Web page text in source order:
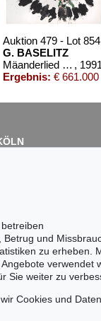
Auktion 479 - Lot 854
G. BASELITZ
Mäanderlied (28.VII.91/2.VIII.91) , 1991
Ergebnis: € 661.000
und
zu erheben.
verwendet
Sie weiter zu
Cookies und